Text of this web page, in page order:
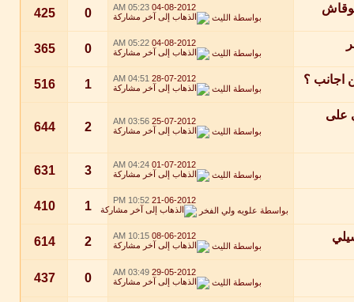
04-08-2012
05:23 AM
بواسطة الليث 0
425
04-08-2012
05:22 AM
بواسطة الليث 0
365
28-07-2012
04:51 AM
بواسطة الليث 1
516
على 25-07-2012
03:56 AM
بواسطة الليث 2
644
01-07-2012
04:24 AM
بواسطة الليث 3
631
21-06-2012
10:52 PM
بواسطة علويه ولي الفخر 1
410
08-06-2012
10:15 AM
بواسطة الليث 2
614
29-05-2012
03:49 AM
بواسطة الليث 0
437